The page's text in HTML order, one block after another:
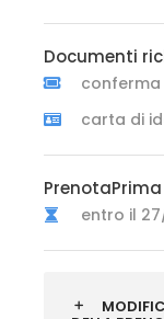
Documenti
carta di
PrenotaPrima
entro il